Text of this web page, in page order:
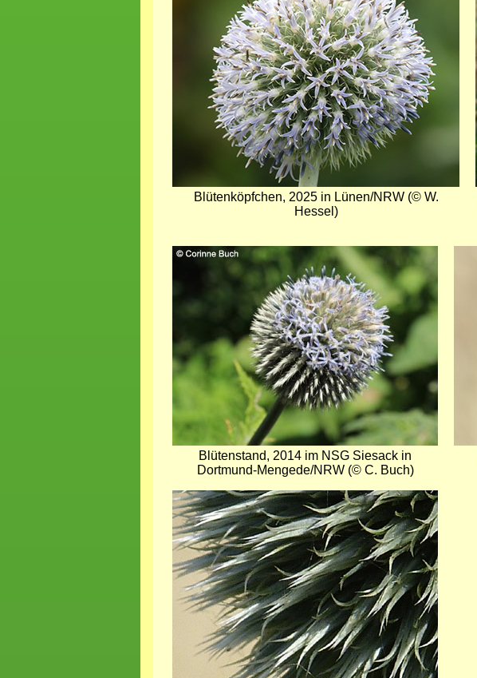
Blütenköpfchen, 2025 in Lünen/NRW (© W.
Hessel)
Bild
Blütenstand, 2014 im NSG Siesack in
Dortmund-Mengede/NRW (© C. Buch)
Bild